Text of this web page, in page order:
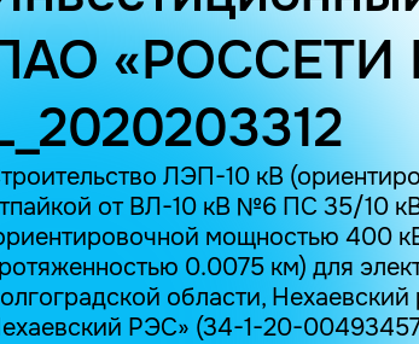
«РОССЕТИ
ЛЭП-10 кВ
от ВЛ-10 кВ №6 ПС 35/10
мощностью 400
0.0075 км) для
области, Нехаевский
РЭС» (34-1-20-